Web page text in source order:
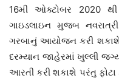
16મી ઓક્ટોબર 2020
ગાઇડલાઇન મુજબ
ગરબાનું આયોજન કરી
દરમ્યાન જાહેરમાં ખુલ્લી
આરતી કરી શકાશે પરંતુ ફોટા